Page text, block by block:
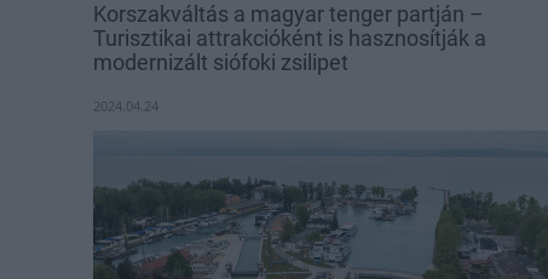
Korszakváltás a magyar tenger partján –
Turisztikai attrakcióként is hasznosítják a
modernizált siófoki zsilipet
2024.04.24